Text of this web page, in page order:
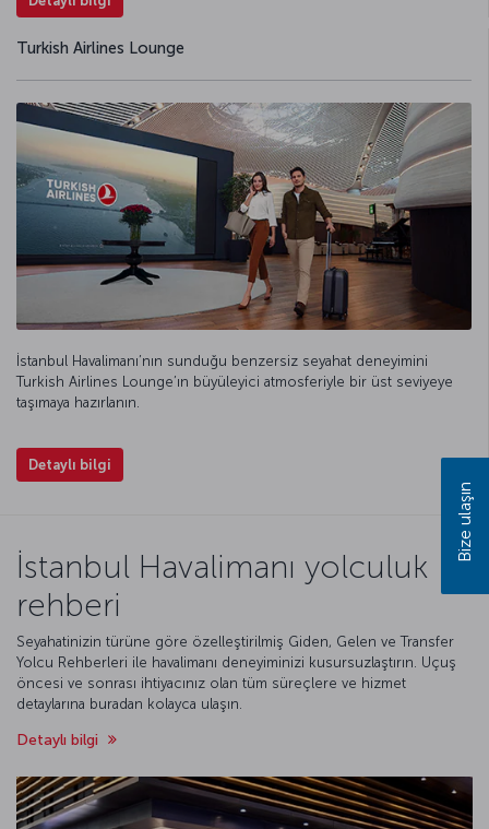
Turkish Airlines Lounge
İstanbul Havalimanı’nın sunduğu benzersiz seyahat deneyimini
Turkish Airlines Lounge’ın büyüleyici atmosferiyle bir üst seviyeye
taşımaya hazırlanın.
Detaylı bilgi
İstanbul Havalimanı yolculuk
rehberi
Seyahatinizin türüne göre özelleştirilmiş Giden, Gelen ve Transfer
Yolcu Rehberleri ile havalimanı deneyiminizi kusursuzlaştırın. Uçuş
öncesi ve sonrası ihtiyacınız olan tüm süreçlere ve hizmet
detaylarına buradan kolayca ulaşın.
Detaylı bilgi
Bize ulaşın